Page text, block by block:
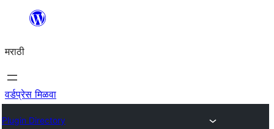
सामुग्रीवर
मराठी
वर्डप्रेस मिळवा
Plugin Directory